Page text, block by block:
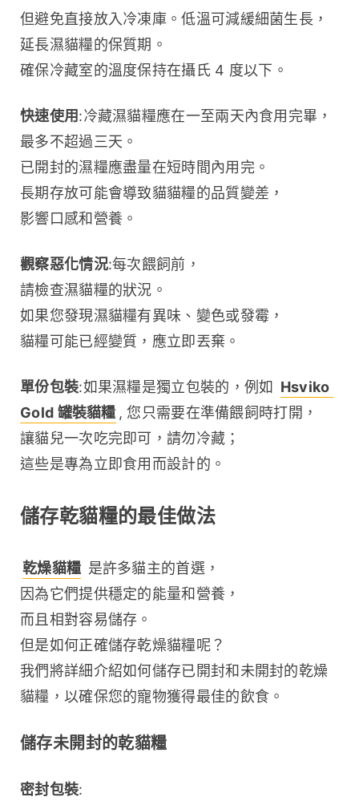
但避免直接放入冷凍庫。低溫可減緩細菌生長，
延長濕貓糧的保質期。
確保冷藏室的溫度保持在攝氏 4 度以下。
快速使用:冷藏濕貓糧應在一至兩天內食用完畢，
最多不超過三天。
已開封的濕糧應盡量在短時間內用完。
長期存放可能會導致貓貓糧的品質變差，
影響口感和營養。
觀察惡化情況:每次餵飼前，
請檢查濕貓糧的狀況。
如果您發現濕貓糧有異味、變色或發霉，
貓糧可能已經變質，應立即丟棄。
單份包裝:如果濕糧是獨立包裝的，例如
Hsviko
Gold 罐裝貓糧 , 您只需要在準備餵飼時打開，
讓貓兒一次吃完即可，請勿冷藏；
這些是專為立即食用而設計的。
儲存乾貓糧的最佳做法
乾燥貓糧 是許多貓主的首選，
因為它們提供穩定的能量和營養，
而且相對容易儲存。
但是如何正確儲存乾燥貓糧呢？
我們將詳細介紹如何儲存已開封和未開封的乾燥
貓糧，以確保您的寵物獲得最佳的飲食。
儲存未開封的乾貓糧
密封包裝: